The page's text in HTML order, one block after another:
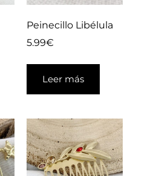
Peinecillo Libélula
5.99€
Leer más